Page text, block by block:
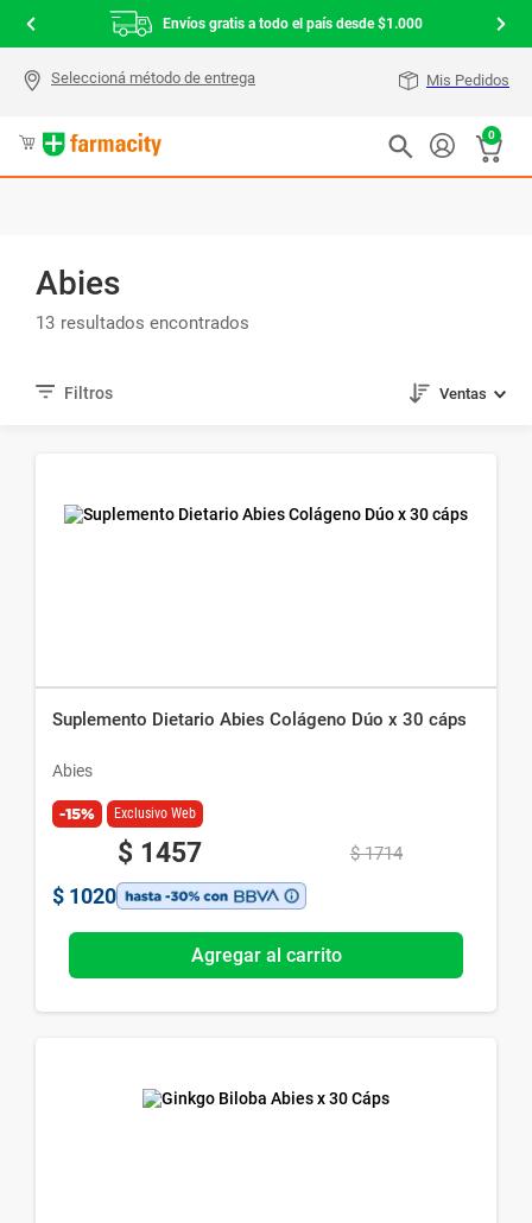
Envíos gratis a todo el país desde $1.000
Mis Pedidos
0
Abies
13
Ventas
Suplemento Dietario Abies Colágeno Dúo x 30 cáps
Abies
-15% Exclusivo Web
$ 1457 $ 1714
$ 1020
Agregar al carrito